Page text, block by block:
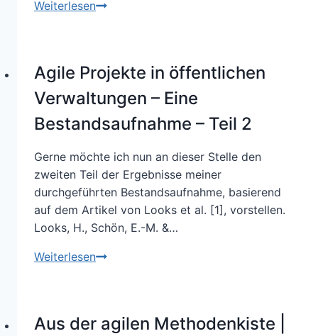
Weiterlesen„Hilfe,
nicht
agil!“
dem
Board
schonend
Selbstorganisation
fördern
Agile Projekte in öffentlichen
Verwaltungen – Eine
Bestandsaufnahme – Teil 2
Gerne möchte ich nun an dieser Stelle den
zweiten Teil der Ergebnisse meiner
durchgeführten Bestandsaufnahme, basierend
auf dem Artikel von Looks et al. [1], vorstellen.
Looks, H., Schön, E.-M. &…
WeiterlesenAgile
Verwaltungen
Aus der agilen Methodenkiste |